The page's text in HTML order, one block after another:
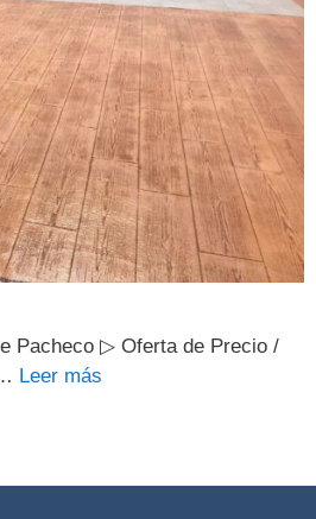
Pacheco ▷ Oferta de Precio /
Leer más